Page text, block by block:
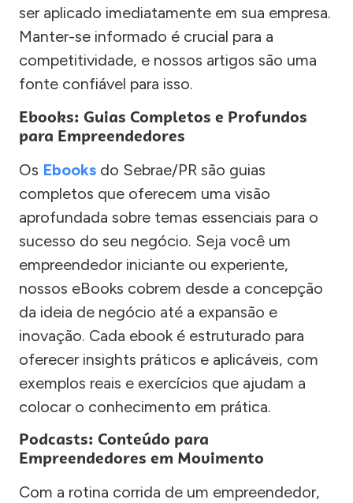
ser aplicado imediatamente em sua empresa.
Manter-se informado é crucial para a
competitividade, e nossos artigos são uma
fonte confiável para isso.
Ebooks: Guias Completos e Profundos
para Empreendedores
Os Ebooks do Sebrae/PR são guias
completos que oferecem uma visão
aprofundada sobre temas essenciais para o
sucesso do seu negócio. Seja você um
empreendedor iniciante ou experiente,
nossos eBooks cobrem desde a concepção
da ideia de negócio até a expansão e
inovação. Cada ebook é estruturado para
oferecer insights práticos e aplicáveis, com
exemplos reais e exercícios que ajudam a
colocar o conhecimento em prática.
Podcasts: Conteúdo para
Empreendedores em Movimento
Com a rotina corrida de um empreendedor,